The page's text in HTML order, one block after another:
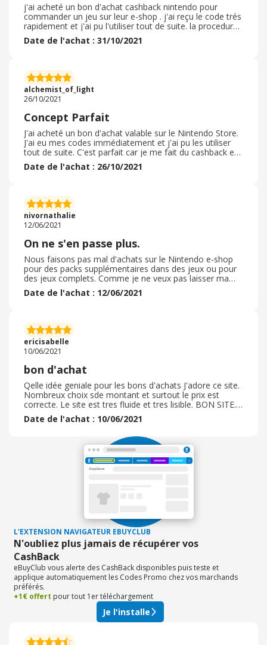
j'ai acheté un bon d'achat cashback nintendo pour
commander un jeu sur leur e-shop . j'ai reçu le code trés
rapidement et j'ai pu l'utiliser tout de suite. la procedure
d'achat sur le e-shop nintendo s'est deroulée trés
simplement, aprés avoir lancé la commande d'achat du
paiement à bine été validé. le téléchargement du jeu
s'est donc lancé et j'ai jouer comme je le souhaitais!
tout c'est deroulé correctement et dans mes attentes je
n'est vraiment eu aucun soucis et suis trés satisfaite de
mon achat!
Date de l'achat : 31/10/2021
alchemist_of_light
26/10/2021
Concept Parfait
J'ai acheté un bon d'achat valable sur le Nintendo Store.
J'ai eu mes codes immédiatement et j'ai pu les utiliser
tout de suite. C'est parfait car je me fait du cashback et
en plus, des points or. L'idée est intéressante car on
cumul les bonus même si ne représente pas un gros
je recommencerai et je pense que j'utiliserai cette
fonctionnalité de bon d'achat dans mes achats courants
aussi.
Date de l'achat : 26/10/2021
nivornathalie
12/06/2021
On ne s'en passe plus.
Nous faisons pas mal d'achats sur le Nintendo e-shop
pour des packs supplémentaires dans des jeux ou pour
des jeux complets. Comme je ne veux pas laisser ma
carte bancaire sur ce type de sites, j'achète des bons
d'achat Nintendo. C'est pratique et en plus c'est au top
recopier sur le site Nintendo e-shop. L'opération a pris
moins de 2 minutes, le code a été délivré
immédiatement et recopié aussi vite. Tout à très bien
fonctionné et j'ai obtenu un cash back supplémentaire.
J'adore.
Date de l'achat : 12/06/2021
ericisabelle
10/06/2021
bon d'achat
Qelle idée geniale pour les bons d'achats J'adore ce site.
Nombreux choix sde montant et surtout le prix est
correcte. Le site est tres fluide et tres lisible. BON SITE.
La commande a été traitée rapidement. La reception du
bon d'achat dans la minute . Tres bon cashback validé
Tres contente de ce site, vous pouvez passer
commandes les yeux fermés. Cest pour toutes ses
bonnes raisons que je le recommande. Je repasserai
commande chez Nintendo.
Date de l'achat : 10/06/2021
L'EXTENSION NAVIGATEUR EBUYCLUB
N'oubliez plus jamais de récupérer vos
CashBack
eBuyClub vous alerte des CashBack disponibles puis teste et
applique automatiquement les Codes Promo chez vos marchands
préférés.
+1€ offert pour tout 1er téléchargement
Je l'installe